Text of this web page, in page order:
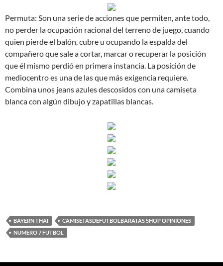
Permuta: Son una serie de acciones que permiten, ante todo,
no perder la ocupación racional del terreno de juego, cuando
quien pierde el balón, cubre u ocupando la espalda del
compañero que sale a cortar, marcar o recuperar la posición
que él mismo perdió en primera instancia. La posición de
mediocentro es una de las que más exigencia requiere.
Combina unos jeans azules descosidos con una camiseta
blanca con algún dibujo y zapatillas blancas.
BAYERN THAI
CAMISETASDEFUTBOLBARATAS SHOP OPINIONES
NUMERO 7 FUTBOL